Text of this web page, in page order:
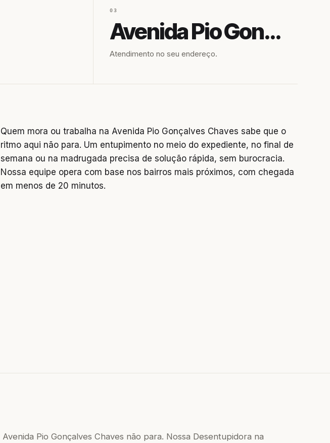
03
Avenida Pio Gonçalves Chaves
Atendimento no seu endereço.
Quem mora ou trabalha na Avenida Pio Gonçalves Chaves sabe que o
ritmo aqui não para. Um entupimento no meio do expediente, no final de
semana ou na madrugada precisa de solução rápida, sem burocracia.
Nossa equipe opera com base nos bairros mais próximos, com chegada
em menos de 20 minutos.
Avenida Pio Gonçalves Chaves não para. Nossa Desentupidora na